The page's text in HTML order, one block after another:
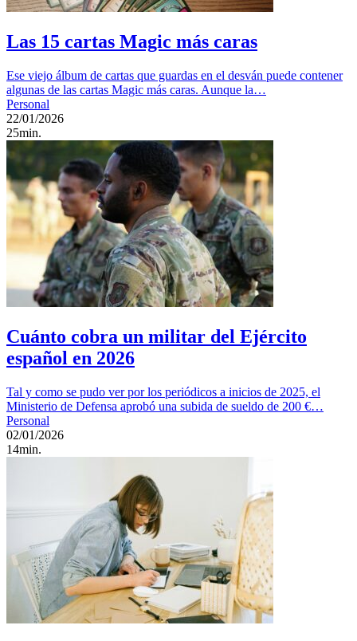
Las 15 cartas Magic más caras
Ese viejo álbum de cartas que guardas en el desván puede contener
algunas de las cartas Magic más caras. Aunque la…
Personal
22/01/2026
25min.
Cuánto cobra un militar del Ejército
español en 2026
Tal y como se pudo ver por los periódicos a inicios de 2025, el
Ministerio de Defensa aprobó una subida de sueldo de 200 €…
Personal
02/01/2026
14min.